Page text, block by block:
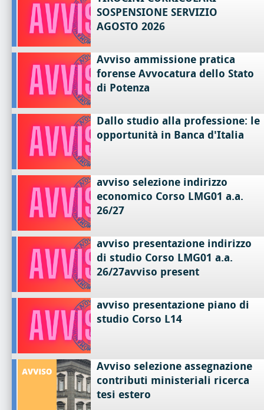
SOSPENSIONE SERVIZIO
AGOSTO 2026
Avviso ammissione pratica
forense Avvocatura dello Stato
di Potenza
Dallo studio alla professione: le
opportunità in Banca d'Italia
avviso selezione indirizzo
economico Corso LMG01 a.a.
26/27
avviso presentazione indirizzo
di studio Corso LMG01 a.a.
26/27avviso present
avviso presentazione piano di
studio Corso L14
Avviso selezione assegnazione
contributi ministeriali ricerca
tesi estero